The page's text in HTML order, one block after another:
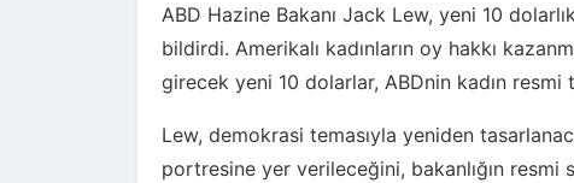
ABD Hazine Bakanı Jack Lew, yeni 10
bildirdi. Amerikalı kadınların oy hakkı
girecek yeni 10 dolarlar, ABDnin kadın resmi
Lew, demokrasi temasıyla yeniden
portresine yer verileceğini, bakanlığın